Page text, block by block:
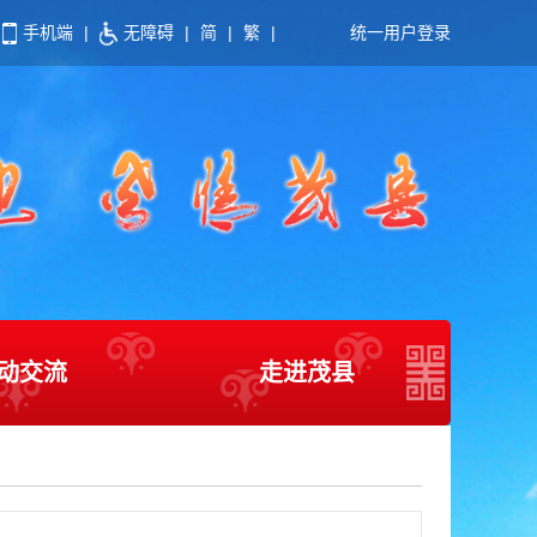
手机端 | 无障碍 | 简 | 繁 | 统一用户登录
交流 走进茂县